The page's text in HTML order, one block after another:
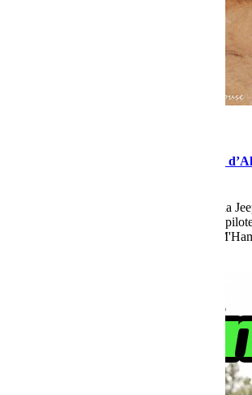
Les photos du Rallye M’Hamid Express
Rappelons la très belle deuxième place de la
Bumperoffroad et piloté par Alain Witsch
Quétier (co-pilote) lors du dernier Rallye